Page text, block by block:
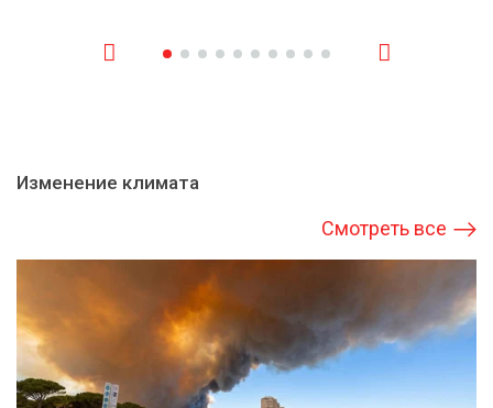
Изменение климата
Смотреть все